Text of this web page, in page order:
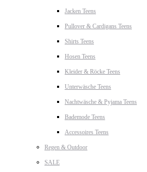
Jacken Teens
Pullover & Cardigans Teens
Shirts Teens
Hosen Teens
Kleider & Röcke Teens
Unterwäsche Teens
Nachtwäsche & Pyjama Teens
Bademode Teens
Accessoires Teens
Regen & Outdoor
SALE